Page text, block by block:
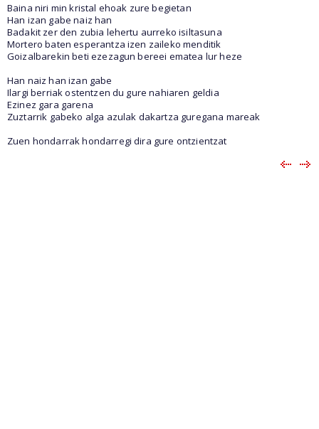
Baina niri min kristal ehoak zure begietan
Han izan gabe naiz han
Badakit zer den zubia lehertu aurreko isiltasuna
Mortero baten esperantza izen zaileko menditik
Goizalbarekin beti ezezagun bereei ematea lur heze
Han naiz han izan gabe
Ilargi berriak ostentzen du gure nahiaren geldia
Ezinez gara garena
Zuztarrik gabeko alga azulak dakartza guregana mareak
Zuen hondarrak hondarregi dira gure ontzientzat